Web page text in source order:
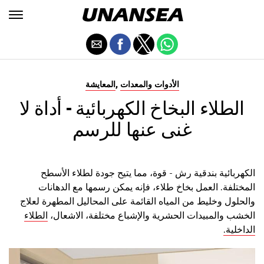
المعايشة , الأدوات والمعدات
الطلاء البخاخ الكهربائية - أداة لا
غنى عنها للرسم
الكهربائية بندقية رش - قوة، مما يتيح جودة لطلاء الأسطح
المختلفة. العمل بخاخ طلاء، فإنه يمكن رسمها مع الدهانات
والحلول وخليط من المياه القائمة على المحاليل المطهرة لعلاج
الخشب والمبيدات الحشرية والإشباع مختلفة، الاشعال، الطلاء
الداخلية.